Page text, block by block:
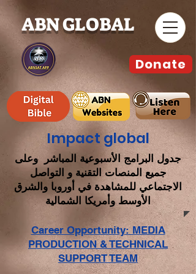
ABN GLOBAL
Impact global
جدول البرامج الأسبوعية المباشر وعلى
جميع المنصات التقنية و التواصل
الاجتماعي للمشاهدة في أوروبا والشرق
الأوسط وأمريكا الشمالية
Donate
Career Opportunity: MEDIA
PRODUCTION & TECHNICAL
SUPPORT TEAM